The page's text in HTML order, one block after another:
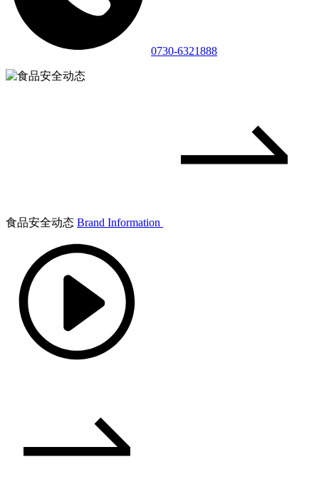
0730-6321888
食品安全动态 Brand Information